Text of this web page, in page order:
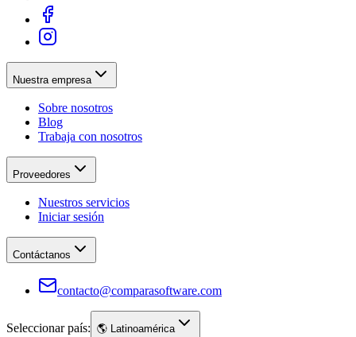
Nuestra empresa
Sobre nosotros
Blog
Trabaja con nosotros
Proveedores
Nuestros servicios
Iniciar sesión
Contáctanos
contacto@comparasoftware.com
Seleccionar país: 🌎 Latinoamérica